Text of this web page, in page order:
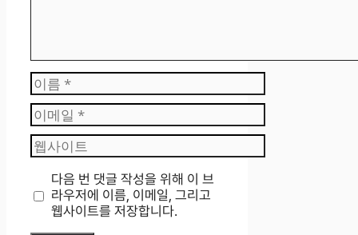
이
름
이
메
일
웹
사
트
다음 번 댓글 작성을 위해 이 브
라우저에 이름, 이메일, 그리고
웹사이트를 저장합니다.